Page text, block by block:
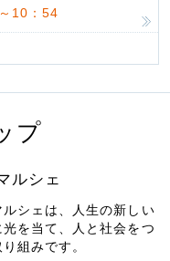
10：54
プ
ルシェ
ルシェは、人生の新しい
光を当て、人と社会をつ
組みです。